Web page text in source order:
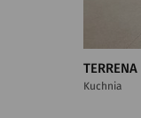
TERRENA
Kuchnia